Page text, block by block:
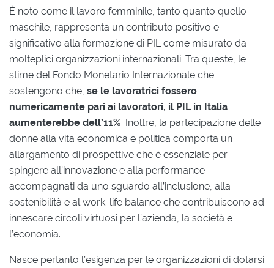
È noto come il lavoro femminile, tanto quanto quello
maschile, rappresenta un contributo positivo e
significativo alla formazione di PIL come misurato da
molteplici organizzazioni internazionali. Tra queste, le
stime del Fondo Monetario Internazionale che
sostengono che, se le lavoratrici fossero
numericamente pari ai lavoratori, il PIL in Italia
aumenterebbe dell’11%. Inoltre, la partecipazione delle
donne alla vita economica e politica comporta un
allargamento di prospettive che è essenziale per
spingere all’innovazione e alla performance
accompagnati da uno sguardo all’inclusione, alla
sostenibilità e al work-life balance che contribuiscono ad
innescare circoli virtuosi per l’azienda, la società e
l’economia.
Nasce pertanto l’esigenza per le organizzazioni di dotarsi